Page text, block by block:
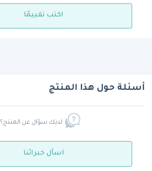
اكتب تقييمًا
أسئلة حول هذا المنتج
لديك سؤال عن المنتج؟
اسأل خبرائنا